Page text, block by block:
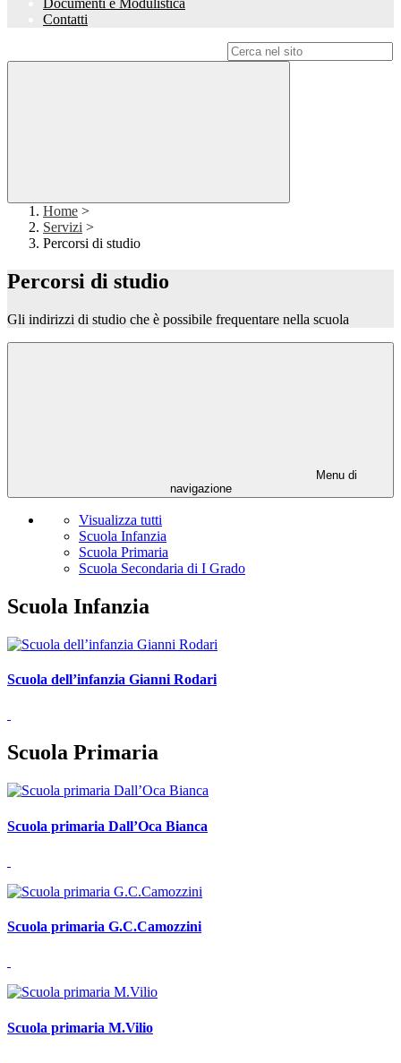
Documenti e Modulistica
Contatti
Home >
Servizi >
Percorsi di studio
Percorsi di studio
Gli indirizzi di studio che è possibile frequentare nella scuola
Menu di
navigazione
Visualizza tutti
Scuola Infanzia
Scuola Primaria
Scuola Secondaria di I Grado
Scuola Infanzia
Scuola dell’infanzia Gianni Rodari
Scuola Primaria
Scuola primaria Dall’Oca Bianca
Scuola primaria G.C.Camozzini
Scuola primaria M.Vilio